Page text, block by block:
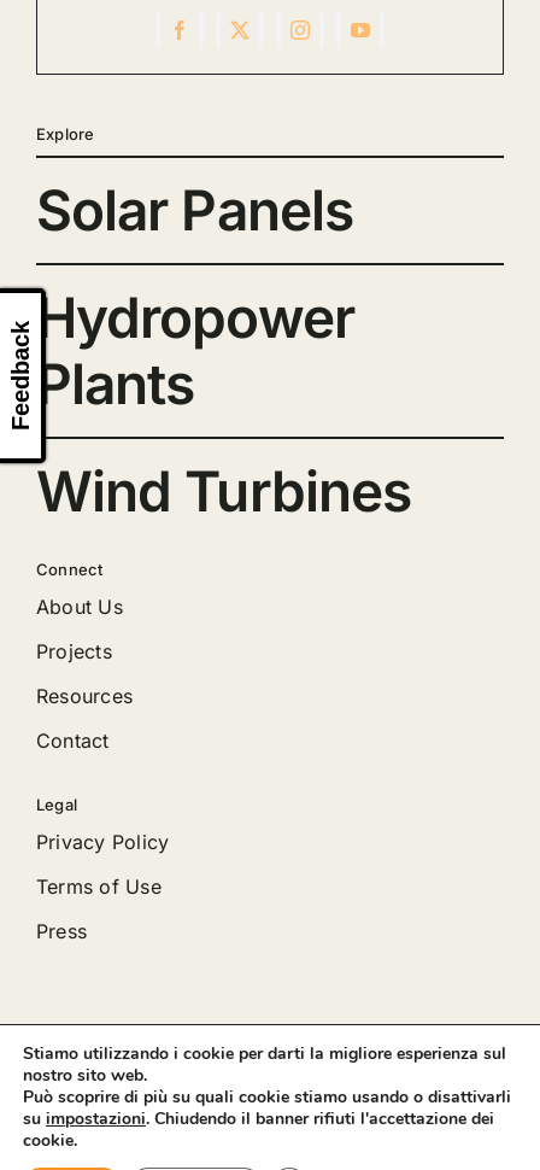
Explore
Solar Panels
Hydropower
Plants
Wind Turbines
Connect
About Us
Projects
Resources
Contact
Legal
Privacy Policy
Terms of Use
Press
© 2012 - 2026 •Avadais aWebsite BuilderforWordPress
eCommerce
• All Rights Reserved • Developed by
ThemeFusion
Stiamo utilizzando i cookie per darti la migliore esperienza sul
nostro sito web.
Può scoprire di più su quali cookie stiamo usando o disattivarli
su impostazioni. Chiudendo il banner rifiuti l'accettazione dei
cookie.
Feedback